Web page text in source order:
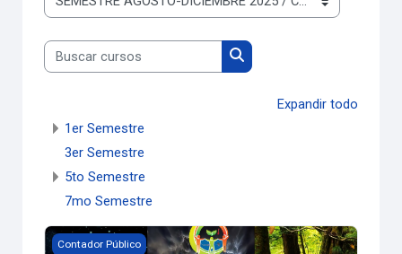
Categorías
Buscar cursos
Buscar cursos
Expandir todo
1er Semestre
3er Semestre
5to Semestre
7mo Semestre
DESARROLLO SUSTENTABLE "B"
Contador Público